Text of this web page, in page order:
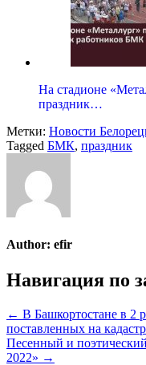
На стадионе
праздник…
Метки: Новости
Tagged БМК, праздник
Author: efir
Навигация по
← В Башкортостане в 2
поставленных на
Песенный и
2022» →